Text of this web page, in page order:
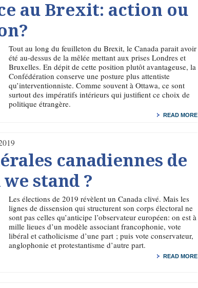
au Brexit: action ou
Tout au long du feuilleton du Brexit, le Canada parait avoir
été au-dessus de la mêlée mettant aux prises Londres et
Bruxelles. En dépit de cette position plutôt avantageuse, la
Confédération conserve une posture plus attentiste
qu’interventionniste. Comme souvent à Ottawa, ce sont
surtout des impératifs intérieurs qui justifient ce choix de
politique étrangère.
READ MORE
canadiennes de
stand ?
Les élections de 2019 révèlent un Canada clivé. Mais les
lignes de dissension qui structurent son corps électoral ne
sont pas celles qu’anticipe l’observateur européen: on est à
mille lieues d’un modèle associant francophonie, vote
libéral et catholicisme d’une part ; puis vote conservateur,
anglophonie et protestantisme d’autre part.
READ MORE